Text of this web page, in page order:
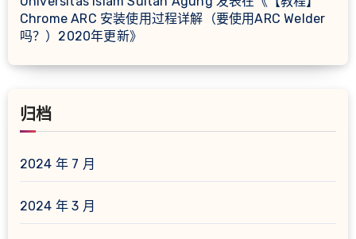
Chrome ARC 安装使用过程详解（要使用ARC Welder
吗？）2020年更新》
归档
2024 年 7 月
2024 年 3 月